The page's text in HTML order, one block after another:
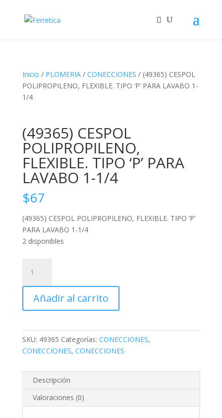
Inicio / PLOMERIA/ CONECCIONES / (49365) CESPOL
POLIPROPILENO, FLEXIBLE. TIPO ‘P’ PARA LAVABO 1-
1/4
(49365) CESPOL
POLIPROPILENO,
FLEXIBLE. TIPO ‘P’ PARA
LAVABO 1-1/4
$67
(49365) CESPOL POLIPROPILENO, FLEXIBLE. TIPO ‘P’
PARA LAVABO 1-1/4
2 disponibles
CESPOL
POLIPROPILENO,
FLEXIBLE.
TIPO
PARA
LAVABO
1-
cantidad
Añadir al carrito
SKU: 49365 Categorías: CONECCIONES,
CONECCIONES, CONECCIONES
Descripción
Valoraciones (0)